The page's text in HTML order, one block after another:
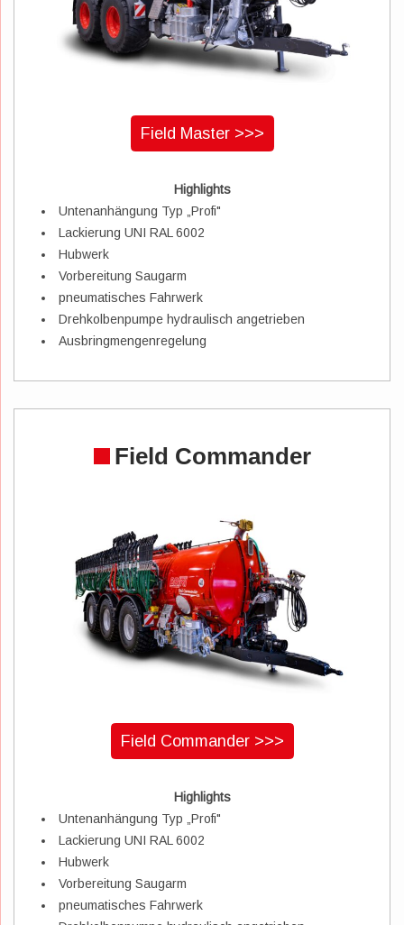
Field Master >>>
Highlights
Untenanhängung Typ „Profi"
Lackierung UNI RAL 6002
Hubwerk
Vorbereitung Saugarm
pneumatisches Fahrwerk
Drehkolbenpumpe hydraulisch angetrieben
Ausbringmengenregelung
Field Commander
Field Commander >>>
Highlights
Untenanhängung Typ „Profi"
Lackierung UNI RAL 6002
Hubwerk
Vorbereitung Saugarm
pneumatisches Fahrwerk